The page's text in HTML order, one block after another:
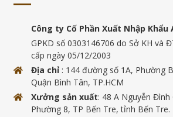
Công ty Cố Phần Xuất Nhập Khẩu
GPKD số 0303146706 do Sở KH và
cấp ngày 05/12/2003
Địa chỉ : 144 đường số 1A, Phường
Quận Bình Tân, TP.HCM
Xưởng sản xuất: 48 A Nguyễn Đình
Phường 8, TP Bến Tre, tỉnh Bến Tre.